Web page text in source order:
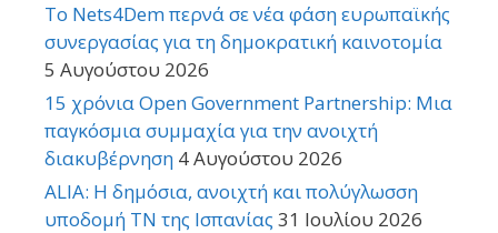
Το Nets4Dem περνά σε νέα φάση ευρωπαϊκής
συνεργασίας για τη δημοκρατική καινοτομία
5 Αυγούστου 2026
15 χρόνια Open Government Partnership: Μια
παγκόσμια συμμαχία για την ανοιχτή
διακυβέρνηση 4 Αυγούστου 2026
ALIA: Η δημόσια, ανοιχτή και πολύγλωσση
υποδομή ΤΝ της Ισπανίας 31 Ιουλίου 2026